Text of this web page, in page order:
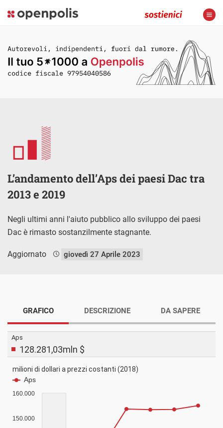
L’andamento dell’Aps dei paesi Dac tra
2013 e 2019
Negli ultimi anni l'aiuto pubblico allo sviluppo dei paesi
Dac è rimasto sostanzilmente stagnante.
Aggiornato giovedì 27 Aprile 2023
GRAFICO DESCRIZIONE DA SAPERE